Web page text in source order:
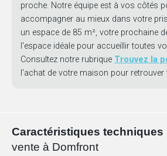
proche. Notre équipe est à vos côtés
accompagner au mieux dans votre
un espace de 85 m², votre prochaine
l'espace idéale pour accueillir toutes
Consultez notre rubrique Trouvez la
l'achat de votre maison pour
Caractéristiques techniques
vente à Domfront